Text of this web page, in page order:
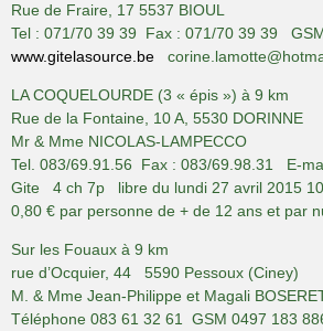
Rue de Fraire, 17 5537 BIOUL
Tel : 071/70 39 39 Fax : 071/70 39 39
www.gitelasource.be
LA COQUELOURDE (3 « épis ») à 9 km
Rue de la Fontaine, 10 A, 5530 DORINNE
Mr & Mme NICOLAS-LAMPECCO
Tel. 083/69.91.56 Fax : 083/69.98.31 E-
Gite 4 ch 7p libre du lundi 27 avril 2015 10
0,80 € par personne de + de 12 ans et par
Sur les Fouaux à 9 km
rue d’Ocquier, 44 5590 Pessoux (Ciney)
M. & Mme Jean-Philippe et Magali
Téléphone 083 61 32 61 GSM 0497 183